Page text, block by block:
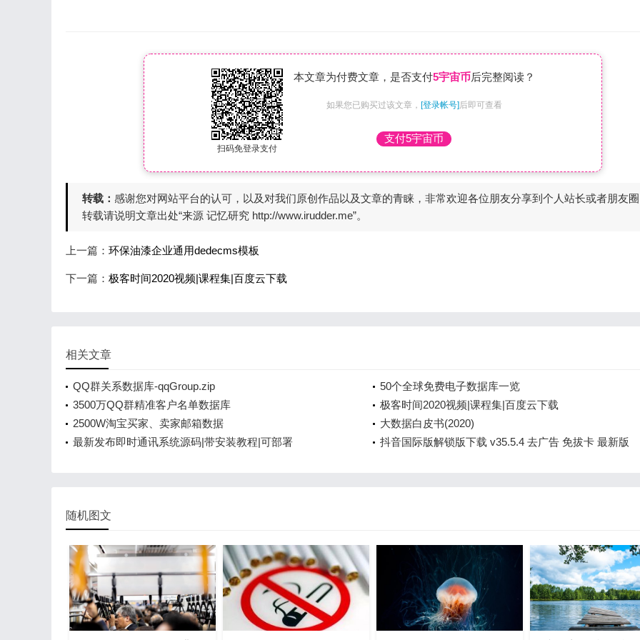
扫码免登录支付
本文章为付费文章，是否支付5宇宙币后完整阅读？
如果您已购买过该文章， [登录帐号]后即可查看
支付5宇宙币
转载： 感谢您对网站平台的认可，以及对我们原创作品以及文章的青睐，非常欢迎各位朋友分享到个人站长或者朋友
转载请说明文章出处“来源 记忆研究 http://www.irudder.me”。
上一篇： 环保油漆企业通用dedecms模板
下一篇： 极客时间2020视频|课程集|百度云下载
相关文章
QQ群关系数据库-qqGroup.zip
50个全球免费电子数据库一览
3500万QQ群精准客户名单数据库
极客时间2020视频|课程集|百度云下载
2500W淘宝买家、卖家邮箱数据
大数据白皮书(2020)
最新发布即时通讯系统源码|带安装教程|可部署
抖音国际版解锁版下载 v35.5.4 去广告 免拔卡 最新版
随机图文